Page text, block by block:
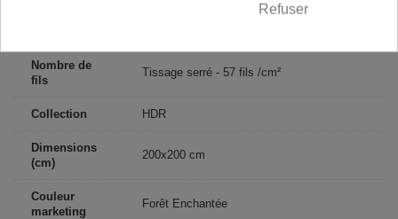
Nombre de
fils
Tissage serré - 57 fils /cm²
Collection HDR
Dimensions
(cm)
200x200 cm
Couleur
marketing
Forêt Enchantée
Refuser